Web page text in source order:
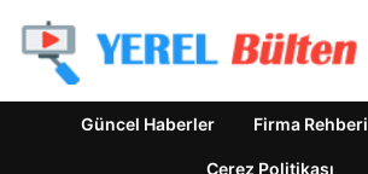
Güncel Haberler Firma Rehberi
Çerez Politikası